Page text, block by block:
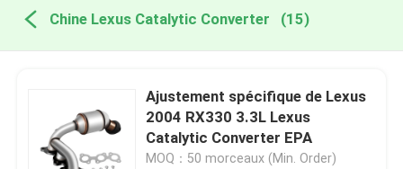
Chine Lexus Catalytic Converter (15)
Ajustement spécifique de Lexus
2004 RX330 3.3L Lexus
Catalytic Converter EPA
MOQ：50 morceaux (Min. Order)